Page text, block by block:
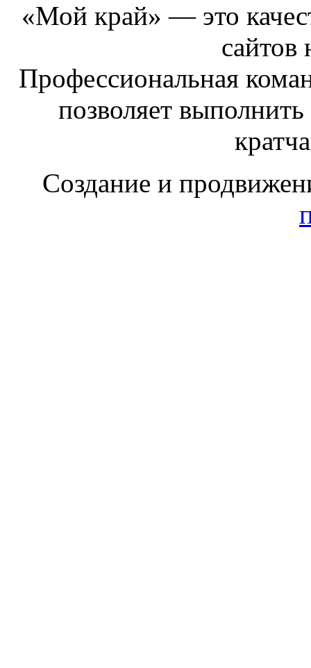
«Мой край» — это
сайтов
Профессиональная
позволяет
Создание и